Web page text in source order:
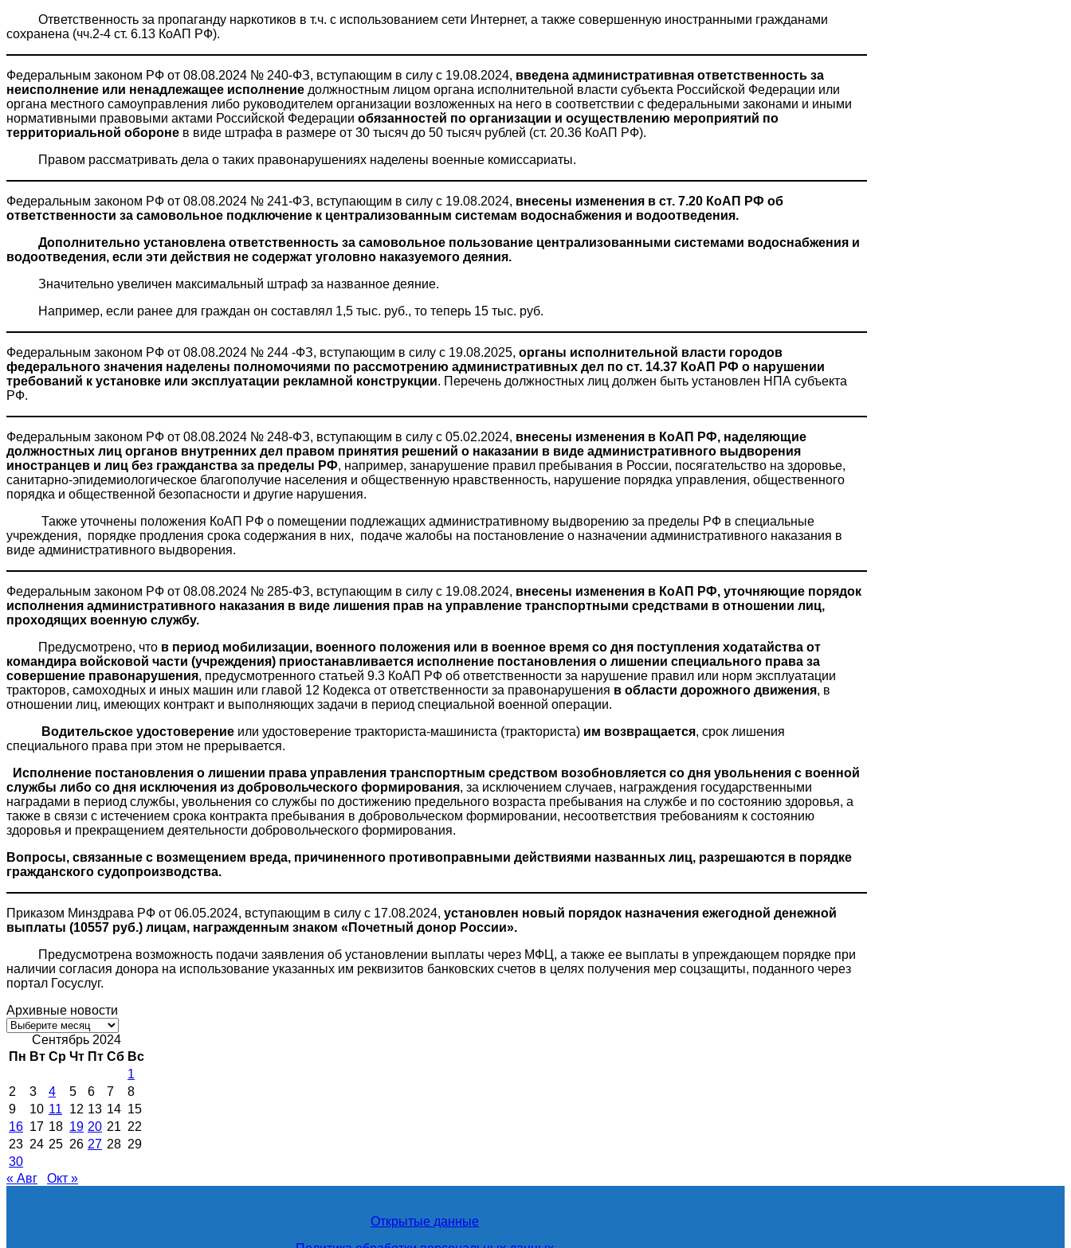
Ответственность за пропаганду наркотиков в т.ч. с использованием сети Интернет, а также совершенную иностранными гражданами
сохранена (чч.2-4 ст. 6.13 КоАП РФ).
Федеральным законом РФ от 08.08.2024 № 240-ФЗ, вступающим в силу с 19.08.2024, введена административная ответственность за
неисполнение или ненадлежащее исполнение должностным лицом органа исполнительной власти субъекта Российской Федерации или
органа местного самоуправления либо руководителем организации возложенных на него в соответствии с федеральными законами и иными
нормативными правовыми актами Российской Федерации обязанностей по организации и осуществлению мероприятий по
территориальной обороне в виде штрафа в размере от 30 тысяч до 50 тысяч рублей (ст. 20.36 КоАП РФ).
Правом рассматривать дела о таких правонарушениях наделены военные комиссариаты.
Федеральным законом РФ от 08.08.2024 № 241-ФЗ, вступающим в силу с 19.08.2024, внесены изменения в ст. 7.20 КоАП РФ об
ответственности за самовольное подключение к централизованным системам водоснабжения и водоотведения.
Дополнительно установлена ответственность за самовольное пользование централизованными системами водоснабжения и
водоотведения, если эти действия не содержат уголовно наказуемого деяния.
Значительно увеличен максимальный штраф за названное деяние.
Например, если ранее для граждан он составлял 1,5 тыс. руб., то теперь 15 тыс. руб.
Федеральным законом РФ от 08.08.2024 № 244 -ФЗ, вступающим в силу с 19.08.2025, органы исполнительной власти городов
федерального значения наделены полномочиями по рассмотрению административных дел по ст. 14.37 КоАП РФ о нарушении
требований к установке или эксплуатации рекламной конструкции. Перечень должностных лиц должен быть установлен НПА субъекта
РФ.
Федеральным законом РФ от 08.08.2024 № 248-ФЗ, вступающим в силу с 05.02.2024, внесены изменения в КоАП РФ, наделяющие
должностных лиц органов внутренних дел правом принятия решений о наказании в виде административного выдворения
иностранцев и лиц без гражданства за пределы РФ, например, занарушение правил пребывания в России, посягательство на здоровье,
санитарно-эпидемиологическое благополучие населения и общественную нравственность, нарушение порядка управления, общественного
порядка и общественной безопасности и другие нарушения.
Также уточнены положения КоАП РФ о помещении подлежащих административному выдворению за пределы РФ в специальные
учреждения, порядке продления срока содержания в них, подаче жалобы на постановление о назначении административного наказания в
виде административного выдворения.
Федеральным законом РФ от 08.08.2024 № 285-ФЗ, вступающим в силу с 19.08.2024, внесены изменения в КоАП РФ, уточняющие порядок
исполнения административного наказания в виде лишения прав на управление транспортными средствами в отношении лиц,
проходящих военную службу.
Предусмотрено, что в период мобилизации, военного положения или в военное время со дня поступления ходатайства от
командира войсковой части (учреждения) приостанавливается исполнение постановления о лишении специального права за
совершение правонарушения, предусмотренного статьей 9.3 КоАП РФ об ответственности за нарушение правил или норм эксплуатации
тракторов, самоходных и иных машин или главой 12 Кодекса от ответственности за правонарушения в области дорожного движения, в
отношении лиц, имеющих контракт и выполняющих задачи в период специальной военной операции.
Водительское удостоверение или удостоверение тракториста-машиниста (тракториста) им возвращается, срок лишения
специального права при этом не прерывается.
Исполнение постановления о лишении права управления транспортным средством возобновляется со дня увольнения с военной
службы либо со дня исключения из добровольческого формирования, за исключением случаев, награждения государственными
наградами в период службы, увольнения со службы по достижению предельного возраста пребывания на службе и по состоянию здоровья, а
также в связи с истечением срока контракта пребывания в добровольческом формировании, несоответствия требованиям к состоянию
здоровья и прекращением деятельности добровольческого формирования.
Вопросы, связанные с возмещением вреда, причиненного противоправными действиями названных лиц, разрешаются в порядке
гражданского судопроизводства.
Приказом Минздрава РФ от 06.05.2024, вступающим в силу с 17.08.2024, установлен новый порядок назначения ежегодной денежной
выплаты (10557 руб.) лицам, награжденным знаком «Почетный донор России».
Предусмотрена возможность подачи заявления об установлении выплаты через МФЦ, а также ее выплаты в упреждающем порядке при
наличии согласия донора на использование указанных им реквизитов банковских счетов в целях получения мер соцзащиты, поданного через
портал Госуслуг.
Архивные новости
Архивные
новостиСентябрь 2024
Пн Вт Ср Чт Пт Сб Вс
1
2
3 4 5 6 7
8
9
10 11 12 13 14 15
16 17 18 19 20 21 22
23 24 25 26 27 28 29
30
« Авг
Окт »
Открытые данные